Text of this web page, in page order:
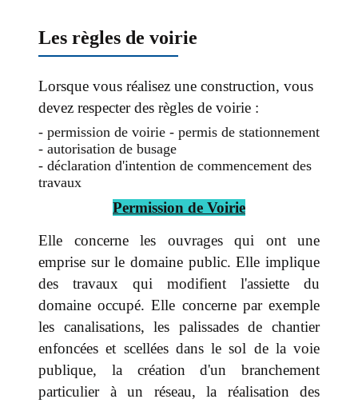
Les règles de voirie
Lorsque vous réalisez une construction, vous
devez respecter des règles de voirie :
- permission de voirie - permis de stationnement
- autorisation de busage
- déclaration d'intention de commencement des
travaux
Permission de Voirie
Elle concerne les ouvrages qui ont une
emprise sur le domaine public. Elle implique
des travaux qui modifient l'assiette du
domaine occupé. Elle concerne par exemple
les canalisations, les palissades de chantier
enfoncées et scellées dans le sol de la voie
publique, la création d'un branchement
particulier à un réseau, la réalisation des